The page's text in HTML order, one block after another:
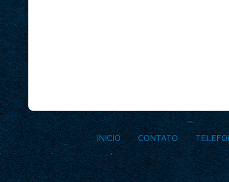
INICIO CONTATO